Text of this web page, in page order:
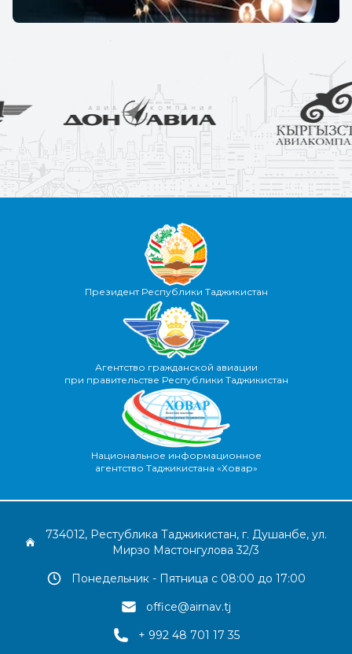
Президент Республики Таджикистан
Агентство гражданской авиации
при правительстве Республики Таджикистан
Национальное информационное
агентство Таджикистана «Ховар»
734012, Рестублика Таджикистан, г. Душанбе, ул.
Мирзо Мастонгулова 32/3
Понедельник - Пятница с 08:00 до 17:00
office@airnav.tj
+ 992 48 701 17 35